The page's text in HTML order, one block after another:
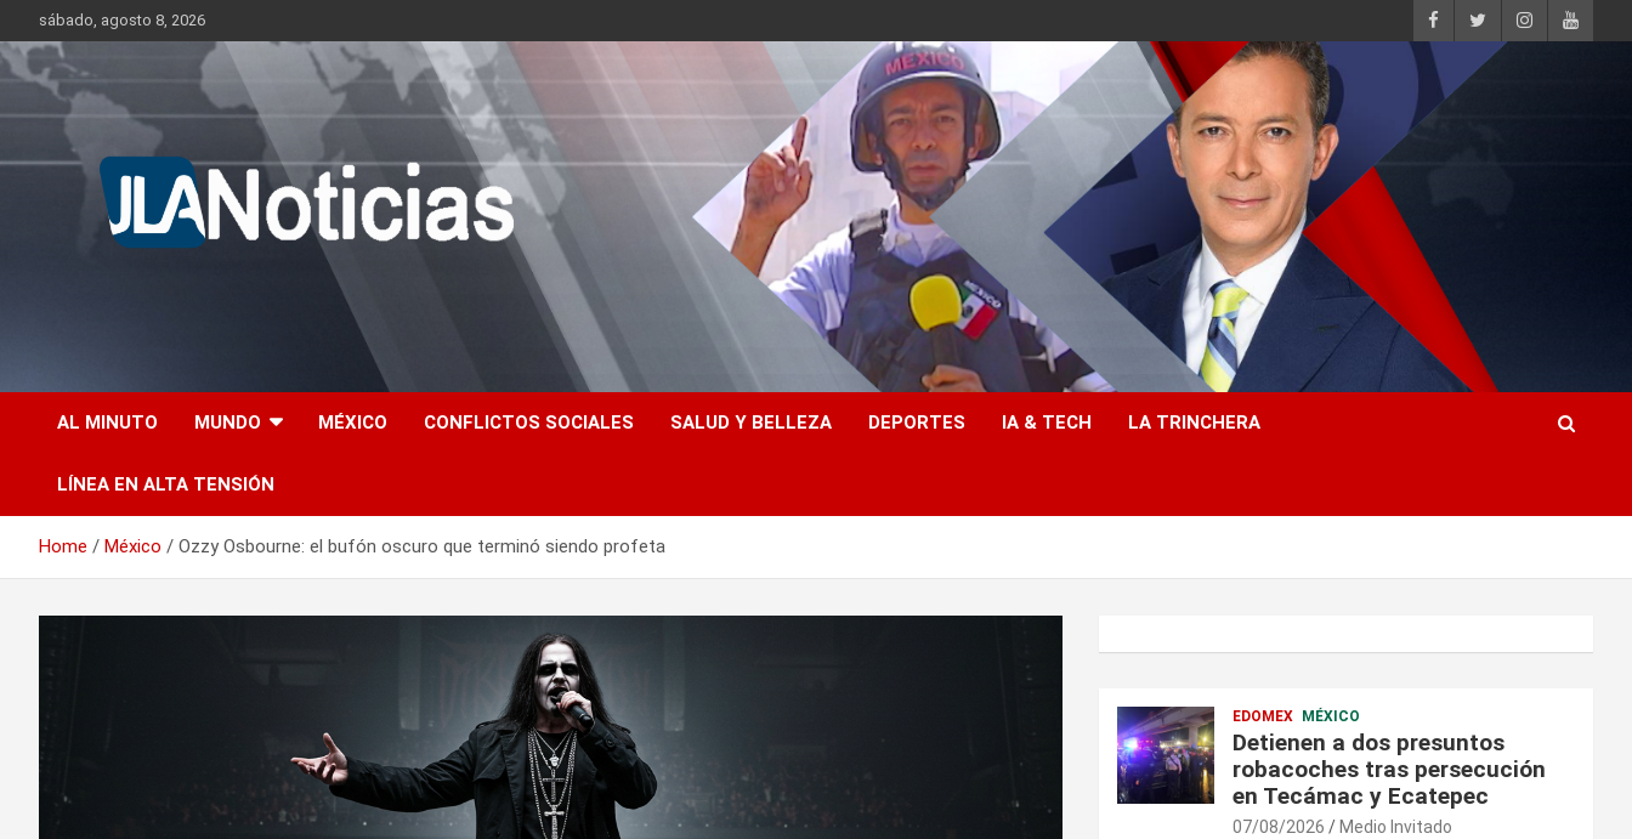
to
content
sábado, agosto 8, 2026
Jlanoticias
AL MINUTO MUNDO MÉXICO CONFLICTOS SOCIALES SALUD Y BELLEZA DEPORTES IA & TECH LA TRINCHERA
LÍNEA EN ALTA TENSIÓN
Home México Ozzy Osbourne: el bufón oscuro que terminó siendo profeta
EDOMEX MÉXICO
Detienen a dos presuntos
robacoches tras persecución
en Tecámac y Ecatepec
07/08/2026 Medio Invitado